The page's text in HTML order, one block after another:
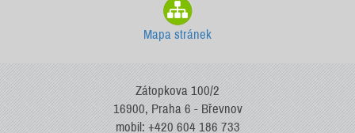
Mapa stránek
Zátopkova 100/2
16900, Praha 6 - Břevnov
mobil: +420 604 186 733